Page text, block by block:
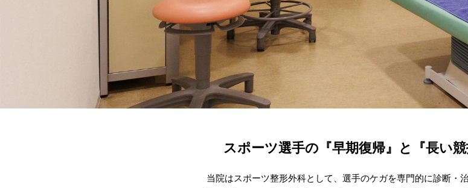
スポーツ選手の『早期復帰』と 『長い
当院はスポーツ整形外科として、選手のケガを専門的に診断・